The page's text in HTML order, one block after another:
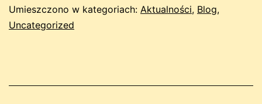
Umieszczono w kategoriach: Aktualności, Blog,
Uncategorized